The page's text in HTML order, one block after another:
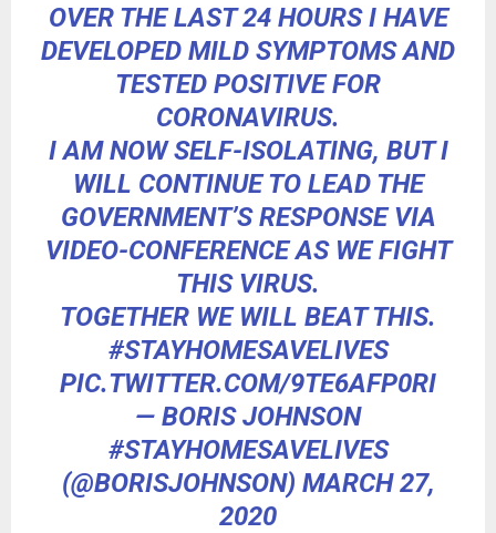
OVER THE LAST 24 HOURS I HAVE
DEVELOPED MILD SYMPTOMS AND
TESTED POSITIVE FOR
CORONAVIRUS.
I AM NOW SELF-ISOLATING, BUT I
WILL CONTINUE TO LEAD THE
GOVERNMENT’S RESPONSE VIA
VIDEO-CONFERENCE AS WE FIGHT
THIS VIRUS.
TOGETHER WE WILL BEAT THIS.
#STAYHOMESAVELIVES
PIC.TWITTER.COM/9TE6AFP0RI
— BORIS JOHNSON
#STAYHOMESAVELIVES
(@BORISJOHNSON) MARCH 27,
2020